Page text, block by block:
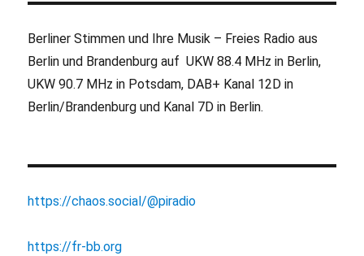
Berliner Stimmen und Ihre Musik – Freies Radio aus
Berlin und Brandenburg auf UKW 88.4 MHz in Berlin,
UKW 90.7 MHz in Potsdam, DAB+ Kanal 12D in
Berlin/Brandenburg und Kanal 7D in Berlin.
https://chaos.social/@piradio
https://fr-bb.org